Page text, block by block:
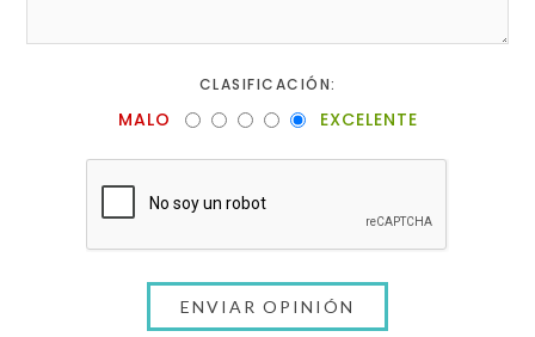
CLASIFICACIÓN:
MALO EXCELENTE